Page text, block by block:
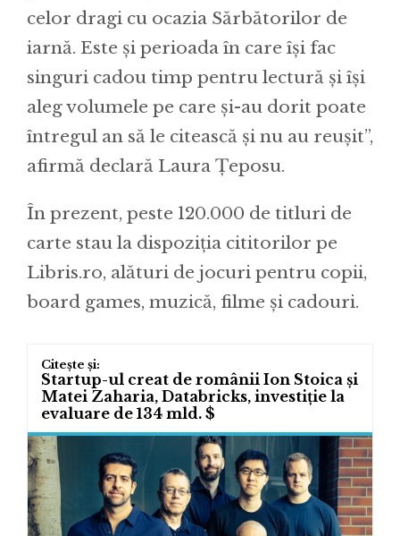
celor dragi cu ocazia Sărbătorilor de
iarnă. Este și perioada în care își fac
singuri cadou timp pentru lectură și își
aleg volumele pe care și-au dorit poate
întregul an să le citească și nu au reușit”,
afirmă declară Laura Țeposu.
În prezent, peste 120.000 de titluri de
carte stau la dispoziția cititorilor pe
Libris.ro, alături de jocuri pentru copii,
board games, muzică, filme și cadouri.
Startup-ul creat de românii Ion Stoica și
Matei Zaharia, Databricks, investiție la
evaluare de 134 mld. $